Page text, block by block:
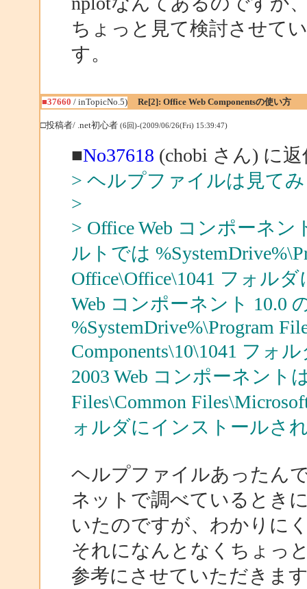
ちょっと見て検討させて
す。
■37660 / inTopicNo.5) Re[2]: Office Web Componentsの使い方
□投稿者/ .net初心者 (6回)-(2009/06/26(Fri) 15:39:47)
■No37618 (chobi さん) に返
> ヘルプファイルは見て
>
> Office Web コンポーネ
ルトでは
Office\Office\1041 フォル
Web コンポーネント 10.0
%SystemDrive%\Program
Components\10\1041 フォ
2003 Web コンポーネント
Files\Common
ォルダにインストールさ
ヘルプファイルあったん
ネットで調べているとき
いたのですが、わかりに
それになんとなくちょっ
参考にさせていただきま